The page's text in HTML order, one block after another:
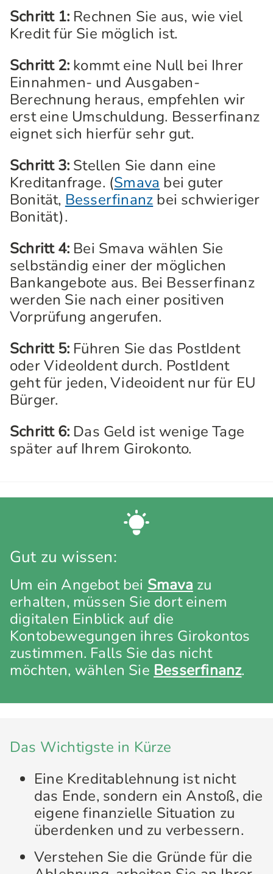
Schritt 1: Rechnen Sie aus, wie viel
Kredit für Sie möglich ist.
Schritt 2: kommt eine Null bei Ihrer
Einnahmen- und Ausgaben-
Berechnung heraus, empfehlen wir
erst eine Umschuldung. Besserfinanz
eignet sich hierfür sehr gut.
Schritt 3: Stellen Sie dann eine
Kreditanfrage. (Smava bei guter
Bonität, Besserfinanz bei schwieriger
Bonität).
Schritt 4: Bei Smava wählen Sie
selbständig einer der möglichen
Bankangebote aus. Bei Besserfinanz
werden Sie nach einer positiven
Vorprüfung angerufen.
Schritt 5: Führen Sie das PostIdent
oder VideoIdent durch. PostIdent
geht für jeden, Videoident nur für EU
Bürger.
Schritt 6: Das Geld ist wenige Tage
später auf Ihrem Girokonto.
Gut zu wissen:
Um ein Angebot bei Smava zu
erhalten, müssen Sie dort einem
digitalen Einblick auf die
Kontobewegungen ihres Girokontos
zustimmen. Falls Sie das nicht
möchten, wählen Sie Besserfinanz.
Das Wichtigste in Kürze
Eine Kreditablehnung ist nicht
das Ende, sondern ein Anstoß, die
eigene finanzielle Situation zu
überdenken und zu verbessern.
Verstehen Sie die Gründe für die